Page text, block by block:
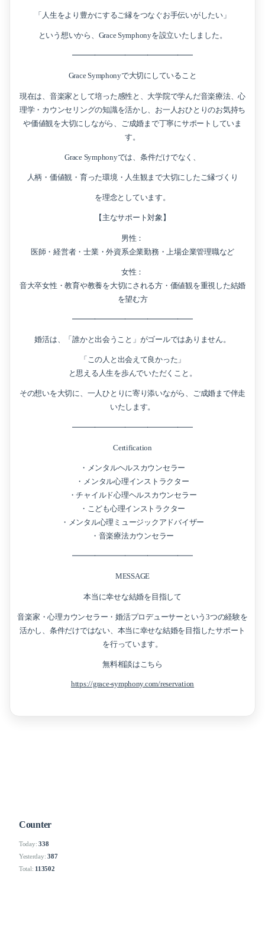
「人生をより豊かにするご縁をつなぐお手伝いがしたい」
という想いから、Grace Symphonyを設立いたしました。
━━━━━━━━━━━━━━━━
Grace Symphonyで大切にしていること
現在は、音楽家として培った感性と、大学院で学んだ音楽療法、心
理学・カウンセリングの知識を活かし、お一人おひとりのお気持ち
や価値観を大切にしながら、ご成婚まで丁寧にサポートしていま
す。
Grace Symphonyでは、条件だけでなく、
人柄・価値観・育った環境・人生観まで大切にしたご縁づくり
を理念としています。
【主なサポート対象】
男性：
医師・経営者・士業・外資系企業勤務・上場企業管理職など
女性：
音大卒女性・教育や教養を大切にされる方・価値観を重視した結婚
を望む方
━━━━━━━━━━━━━━━━
婚活は、「誰かと出会うこと」がゴールではありません。
「この人と出会えて良かった」
と思える人生を歩んでいただくこと。
その想いを大切に、一人ひとりに寄り添いながら、ご成婚まで伴走
いたします。
━━━━━━━━━━━━━━━━
Certification
・メンタルヘルスカウンセラー
・メンタル心理インストラクター
・チャイルド心理ヘルスカウンセラー
・こども心理インストラクター
・メンタル心理ミュージックアドバイザー
・音楽療法カウンセラー
━━━━━━━━━━━━━━━━
MESSAGE
本当に幸せな結婚を目指して
音楽家・心理カウンセラー・婚活プロデューサーという3つの経験を
活かし、条件だけではない、本当に幸せな結婚を目指したサポート
を行っています。
無料相談はこちら
https://grace-symphony.com/reservation
Counter
Today:338
Yesterday:387
Total: 113502